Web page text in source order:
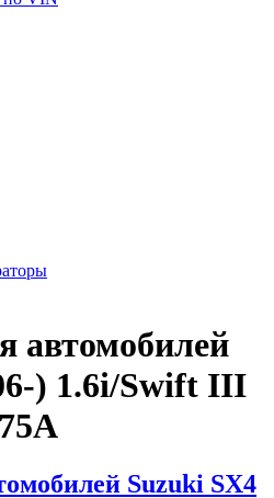
автомобилей
) 1.6i/Swift III
Suzuki SX4